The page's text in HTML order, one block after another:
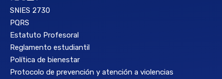
SNIES 2730
PQRS
Estatuto Profesoral
Reglamento estudiantil
Política de bienestar
Protocolo de prevención y atención a violencias